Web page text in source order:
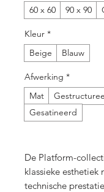
60 x 60
90 x 90
Kleur *
Beige
Blauw
Afwerking *
Mat
Gesatineerd
De Platform-
klassieke esthetiek
technische